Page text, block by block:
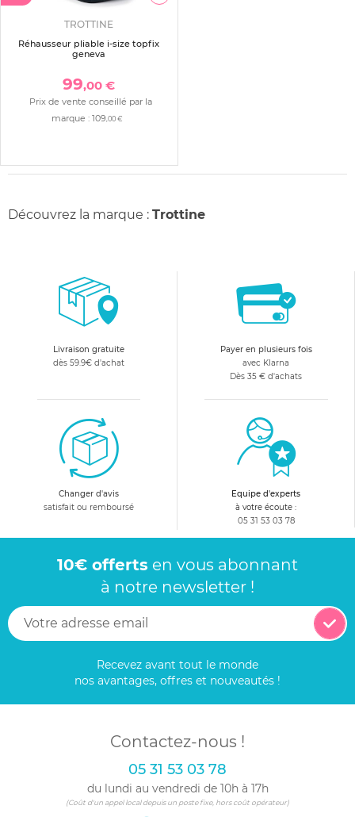
TROTTINE
Réhausseur pliable i-size topfix
geneva
99,00 €
Prix de vente conseillé par la
marque :109 ,00 €
Découvrez la marque : Trottine
Livraison gratuite
dès 59.9€ d'achat
Payer en plusieurs fois
avec Klarna
Dès 35 € d'achats
Changer d'avis
satisfait ou remboursé
Equipe d'experts
à votre écoute :
05 31 53 03 78
10€ offerts en vous abonnant
à notre newsletter !
Recevez avant tout le monde
nos avantages, offres et nouveautés !
Contactez-nous !
05 31 53 03 78
du lundi au vendredi de 10h à 17h
(Coût d'un appel local depuis un poste fixe, hors coût opérateur)